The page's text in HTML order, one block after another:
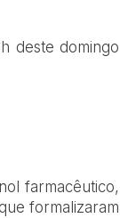
deste domingo
farmacêutico,
formalizaram